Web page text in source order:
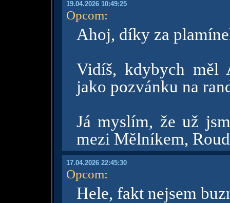
19.04.2026 10:49:25
Opcom:
Ahoj, díky za
Vidíš, kdybych měl
jako pozvánku na
Já myslím, že už
mezi Mělníkem,
17.04.2026 22:45:30
Opcom:
Hele, fakt nejsem